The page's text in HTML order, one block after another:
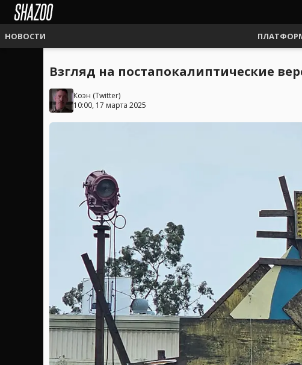
НОВОСТИ
Взгляд на постапокалиптические
Коэн (Twitter)
10:00, 17 марта 2025